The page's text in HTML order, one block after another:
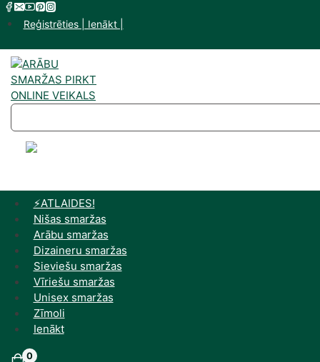
Skip
to
Reģistrēties | Ienākt |
⚡️ATLAIDES!
Nišas smaržas
Arābu smaržas
Dizaineru smaržas
Sieviešu smaržas
Vīriešu smaržas
Unisex smaržas
Zīmoli
Ienākt
0